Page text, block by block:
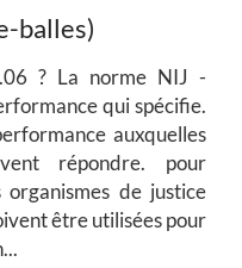
balles)
? La norme NIJ -
qui spécifie.
auxquelles
répondre. pour
de justice
être utilisées pour